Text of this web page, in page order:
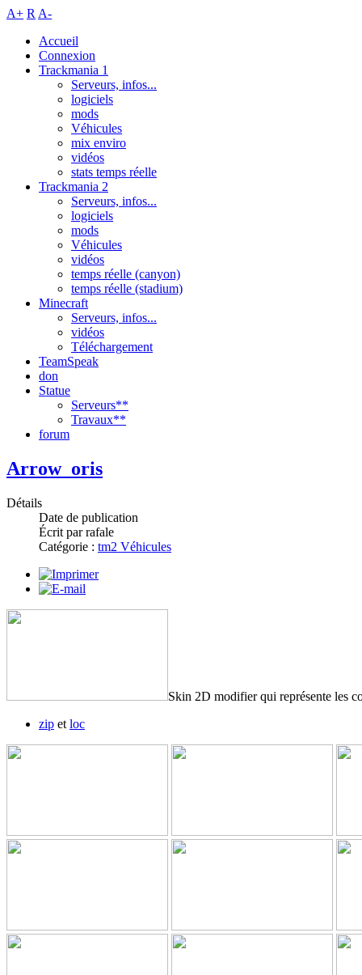
A+ R A-
Accueil
Connexion
Trackmania 1
Serveurs, infos...
logiciels
mods
Véhicules
mix enviro
vidéos
stats temps réelle
Trackmania 2
Serveurs, infos...
logiciels
mods
Véhicules
vidéos
temps réelle (canyon)
temps réelle (stadium)
Minecraft
Serveurs, infos...
vidéos
Téléchargement
TeamSpeak
don
Statue
Serveurs**
Travaux**
forum
Arrow_oris
Détails
Date de publication
Écrit par rafale
Catégorie : tm2 Véhicules
Skin 2D modifier qui représente les
zip et loc